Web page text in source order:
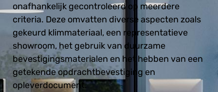
onafhankelijk gecontroleerd op meerdere
criteria. Deze omvatten diverse aspecten zoals
gekeurd klimmateriaal, een representatieve
showroom, het gebruik van duurzame
bevestigingsmaterialen en het hebben van een
getekende opdrachtbevestiging en
opleverdocument.